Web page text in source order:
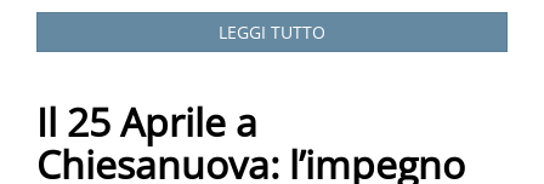
LEGGI TUTTO
Il 25 Aprile a
Chiesanuova: l’impegno